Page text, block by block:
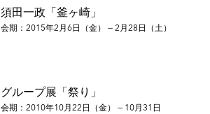
須田一政「釜ヶ崎」
会期：2015年2月6日（金） — 2月28日（土）
グループ展「祭り」
会期：2010年10月22日（金） — 10月31日